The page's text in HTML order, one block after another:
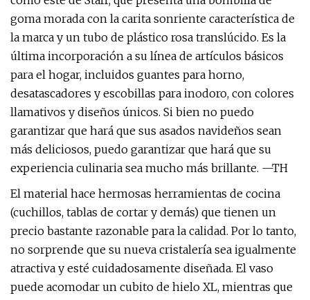
goma morada con la carita sonriente característica de
la marca y un tubo de plástico rosa translúcido. Es la
última incorporación a su línea de artículos básicos
para el hogar, incluidos guantes para horno,
desatascadores y escobillas para inodoro, con colores
llamativos y diseños únicos. Si bien no puedo
garantizar que hará que sus asados ​​navideños sean
más deliciosos, puedo garantizar que hará que su
experiencia culinaria sea mucho más brillante. —TH
El material hace hermosas herramientas de cocina
(cuchillos, tablas de cortar y demás) que tienen un
precio bastante razonable para la calidad. Por lo tanto,
no sorprende que su nueva cristalería sea igualmente
atractiva y esté cuidadosamente diseñada. El vaso
puede acomodar un cubito de hielo XL, mientras que